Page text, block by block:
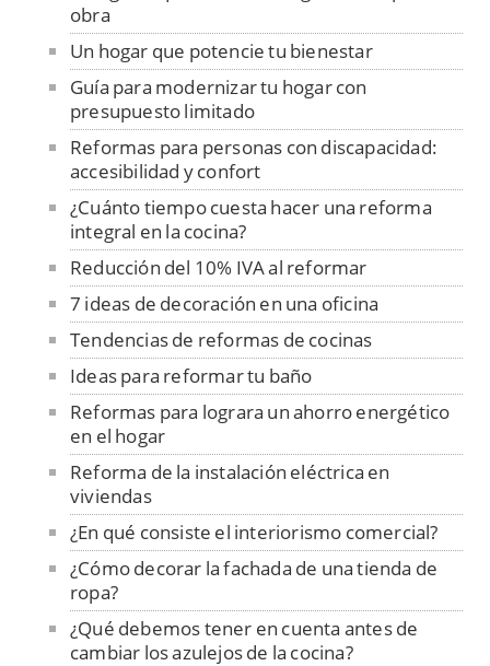
obra
Un hogar que potencie tu bienestar
Guía para modernizar tu hogar con
presupuesto limitado
Reformas para personas con discapacidad:
accesibilidad y confort
¿Cuánto tiempo cuesta hacer una reforma
integral en la cocina?
Reducción del 10% IVA al reformar
7 ideas de decoración en una oficina
Tendencias de reformas de cocinas
Ideas para reformar tu baño
Reformas para lograra un ahorro energético
en el hogar
Reforma de la instalación eléctrica en
viviendas
¿En qué consiste el interiorismo comercial?
¿Cómo decorar la fachada de una tienda de
ropa?
¿Qué debemos tener en cuenta antes de
cambiar los azulejos de la cocina?